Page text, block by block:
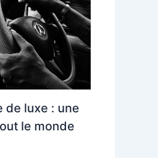
de luxe : une
le monde